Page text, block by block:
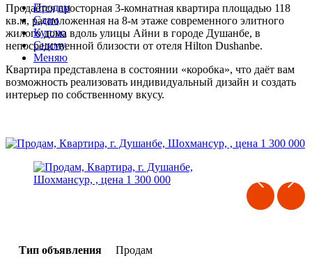
Продам
Сдам
Куплю
Сниму
Меняю
Продаётся просторная 3-комнатная квартира площадью 118
кв.м, расположенная на 8-м этаже современного элитного
жилого дома вдоль улицы Айни в городе Душанбе, в
непосредственной близости от отеля Hilton Dushanbe.
Квартира представлена в состоянии «коробка», что даёт вам
возможность реализовать индивидуальный дизайн и создать
интерьер по собственному вкусу.
Тип объявления
Продам